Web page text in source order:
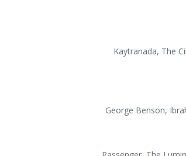
Kaytranada, The
George Benson,